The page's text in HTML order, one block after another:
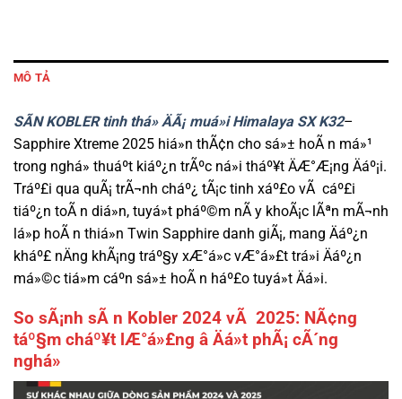
MÔ TẢ
SÃN KOBLER tinh thá» ÄÃ¡ muá»i Himalaya SX K32–
Sapphire Xtreme 2025 hiá»n thÃ¢n cho sá»± hoÃ n má»¹
trong nghá» thuáº­t kiáº¿n trÃºc ná»i tháº¥t ÄÆ°Æ¡ng Äáº¡i.
Tráº£i qua quÃ¡ trÃ¬nh cháº¿ tÃ¡c tinh xáº£o vÃ cáº£i
tiáº¿n toÃ n diá»n, tuyá»t pháº©m nÃ y khoÃ¡c lÃªn mÃ¬nh
lá»p hoÃ n thiá»n Twin Sapphire danh giÃ¡, mang Äáº¿n
kháº£ nÄng khÃ¡ng tráº§y xÆ°á»c vÆ°á»£t trá»i Äáº¿n
má»©c tiá»m cáº­n sá»± hoÃ n háº£o tuyá»t Äá»i.
So sÃ¡nh sÃ n Kobler 2024 vÃ 2025: NÃ¢ng
táº§m cháº¥t lÆ°á»£ng â Äá»t phÃ¡ cÃ´ng
nghá»